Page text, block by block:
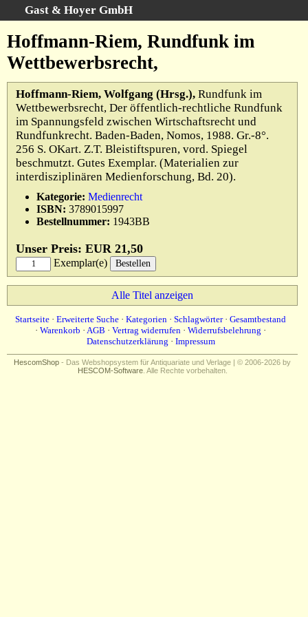
Gast & Hoyer GmbH
Startseite
Kategorien
Schlagwörter
Gesamtbestand
Warenkorb
AGB
Widerruf
Datenschutz
Hoffmann-Riem, Rundfunk im
Wettbewerbsrecht,
Hoffmann-Riem, Wolfgang (Hrsg.), Rundfunk im
Wettbewerbsrecht, Der öffentlich-rechtliche Rundfunk
im Spannungsfeld zwischen Wirtschaftsrecht und
Rundfunkrecht. Baden-Baden, Nomos, 1988. Gr.-8°.
256 S. OKart. Z.T. Bleistiftspuren, vord. Spiegel
beschmutzt. Gutes Exemplar. (Materialien zur
interdisziplinären Medienforschung, Bd. 20).
Kategorie: Medienrecht
ISBN: 3789015997
Bestellnummer: 1943BB
Unser Preis: EUR 21,50
Exemplar(e)
Alle Titel anzeigen
Startseite · Erweiterte Suche · Kategorien · Schlagwörter· Gesamtbestand
· Warenkorb · AGB · Vertrag widerrufen · Widerrufsbelehrung ·
Datenschutzerklärung · Impressum
HescomShop - Das Webshopsystem für Antiquariate und Verlage | © 2006-2026 by
HESCOM-Software. Alle Rechte vorbehalten.